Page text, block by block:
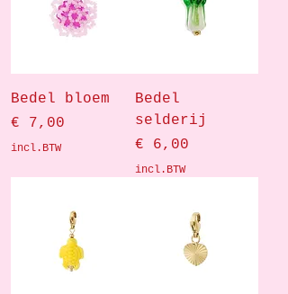
Bedel bloem
Prijs
€ 7,00
incl.BTW
Bedel
selderij
Prijs
€ 6,00
incl.BTW